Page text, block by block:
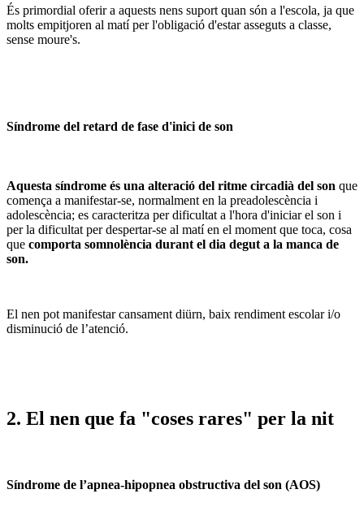
És primordial oferir a aquests nens suport quan són a l'escola, ja que
molts empitjoren al matí per l'obligació d'estar asseguts a classe,
sense moure's.
Síndrome del retard de fase d'inici de son
Aquesta síndrome és una alteració del ritme circadià del son que
comença a manifestar-se, normalment en la preadolescència i
adolescència; es caracteritza per dificultat a l'hora d'iniciar el son i
per la dificultat per despertar-se al matí en el moment que toca, cosa
que comporta somnolència durant el dia degut a la manca de
son.
El nen pot manifestar cansament diürn, baix rendiment escolar i/o
disminució de l’atenció.
2. El nen que fa "coses rares" per la nit
Síndrome de l’apnea-hipopnea obstructiva del son (AOS)